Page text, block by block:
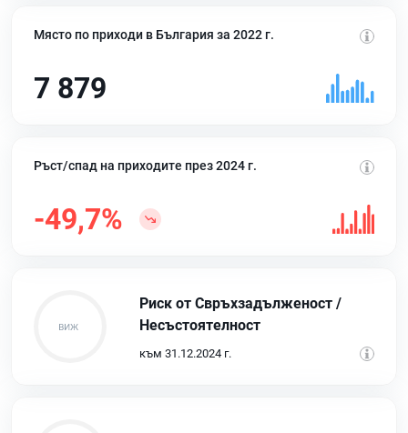
Място по приходи в България за 2022 г.
7 879
Ръст/спад на приходите през 2024 г.
-49,7%
Риск от Свръхзадълженост /
Несъстоятелност
към 31.12.2024 г.